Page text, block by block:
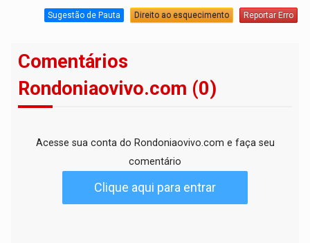
Sugestão de Pauta Direito ao esquecimento Reportar Erro
Comentários
Rondoniaovivo.com (0)
Acesse sua conta do Rondoniaovivo.com e faça seu
comentário
Clique aqui para entrar